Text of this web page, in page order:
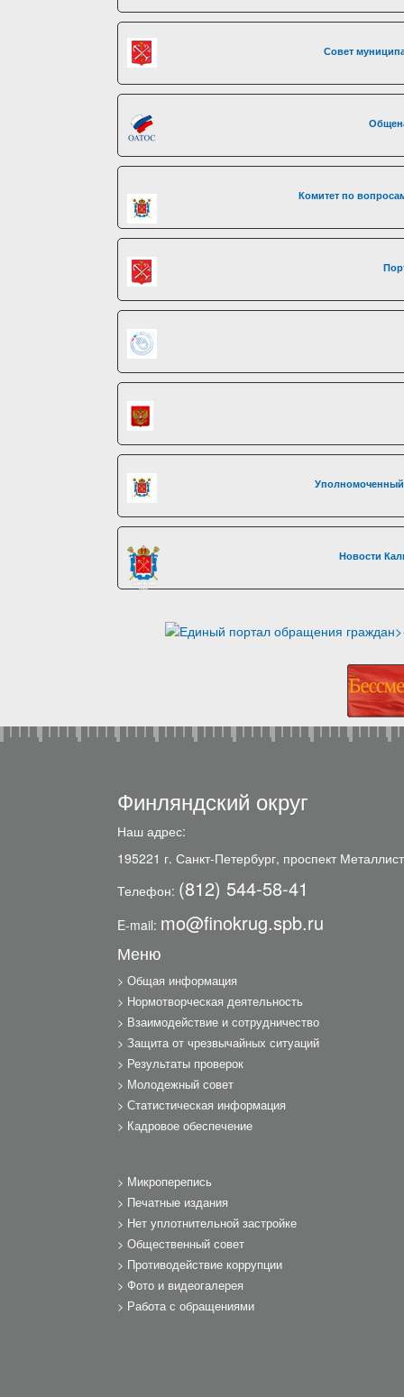
Совет
Комитет по
Уполномоченный
Новости
Финляндский округ
Наш адрес:
195221 г. Санкт-Петербург, проспект
Телефон: (812) 544-58-41
E-mail: mo@finokrug.spb.ru
Меню
Общая информация
Нормотворческая деятельность
Взаимодействие и сотрудничество
Защита от чрезвычайных ситуаций
Результаты проверок
Молодежный совет
Статистическая информация
Кадровое обеспечение
Микроперепись
Печатные издания
Нет уплотнительной застройке
Общественный совет
Противодействие коррупции
Фото и видеогалерея
Работа с обращениями